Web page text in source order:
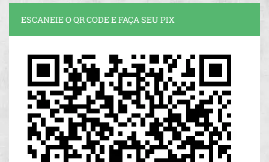
ESCANEIE O QR CODE E FAÇA SEU PIX